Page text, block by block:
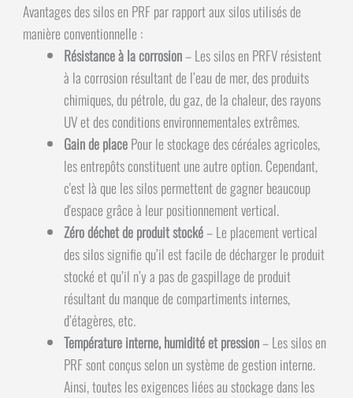
Avantages des silos en PRF par rapport aux silos utilisés de
manière conventionnelle :
Résistance à la corrosion– Les silos en PRFV résistent
à la corrosion résultant de l’eau de mer, des produits
chimiques, du pétrole, du gaz, de la chaleur, des rayons
UV et des conditions environnementales extrêmes.
Gain de placePour le stockage des céréales agricoles,
les entrepôts constituent une autre option. Cependant,
c'est là que les silos permettent de gagner beaucoup
d'espace grâce à leur positionnement vertical.
Zéro déchet de produit stocké– Le placement vertical
des silos signifie qu’il est facile de décharger le produit
stocké et qu’il n’y a pas de gaspillage de produit
résultant du manque de compartiments internes,
d’étagères, etc.
Température interne, humidité et pression– Les silos en
PRF sont conçus selon un système de gestion interne.
Ainsi, toutes les exigences liées au stockage dans les